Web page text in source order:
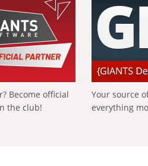
Become official
the club!
Your source
everything